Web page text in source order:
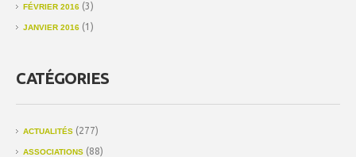
FÉVRIER 2016 (3)
JANVIER 2016 (1)
CATÉGORIES
ACTUALITÉS (277)
ASSOCIATIONS (88)